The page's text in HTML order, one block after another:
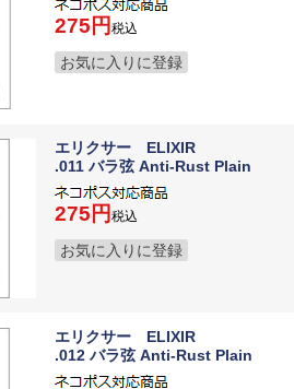
275 税込
お気に入りに登録
エリクサー ELIXIR
.011 バラ弦 Anti-Rust Plain
275 税込
お気に入りに登録
エリクサー ELIXIR
.012 バラ弦 Anti-Rust Plain